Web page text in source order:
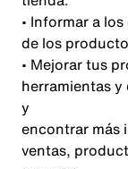
• Informar a
de los
• Mejorar tus
herramientas
y
encontrar más
ventas,